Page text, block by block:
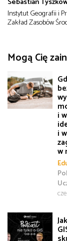
Instytut Geografii i
Zakład Zasobów
Mogą Cię
i
i
w